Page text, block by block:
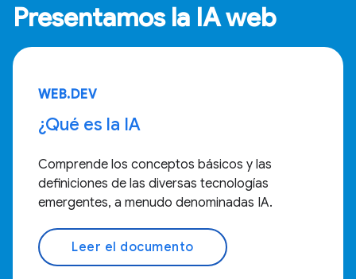
Presentamos la IA web
WEB.DEV
¿Qué es la IA
Comprende los conceptos básicos y las
definiciones de las diversas tecnologías
emergentes, a menudo denominadas IA.
Leer el documento